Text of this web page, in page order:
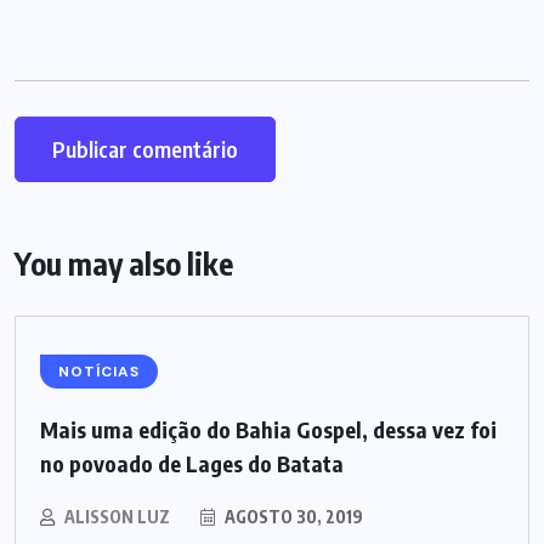
You may also like
NOTÍCIAS
Mais uma edição do Bahia Gospel, dessa vez foi
no povoado de Lages do Batata
ALISSON LUZ AGOSTO 30, 2019